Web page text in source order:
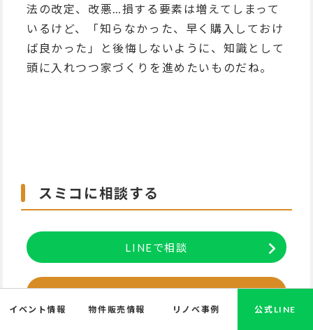
法の改定、改悪…損する要素は増えてしまって
いるけど、「知らなかった、早く購入しておけ
ば良かった」と後悔しないように、知識として
頭に入れつつ家づくりを進めたいものだね。
スミコに相談する
LINEで相談
イベント情報 物件販売情報 リノベ事例 公式LINE